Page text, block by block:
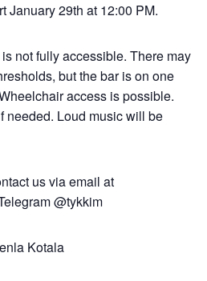
January 29th at 12:00 PM.
not fully accessible. There may
but the bar is on one
access is possible.
needed. Loud music will be
us via email at
@tykkim
Kotala